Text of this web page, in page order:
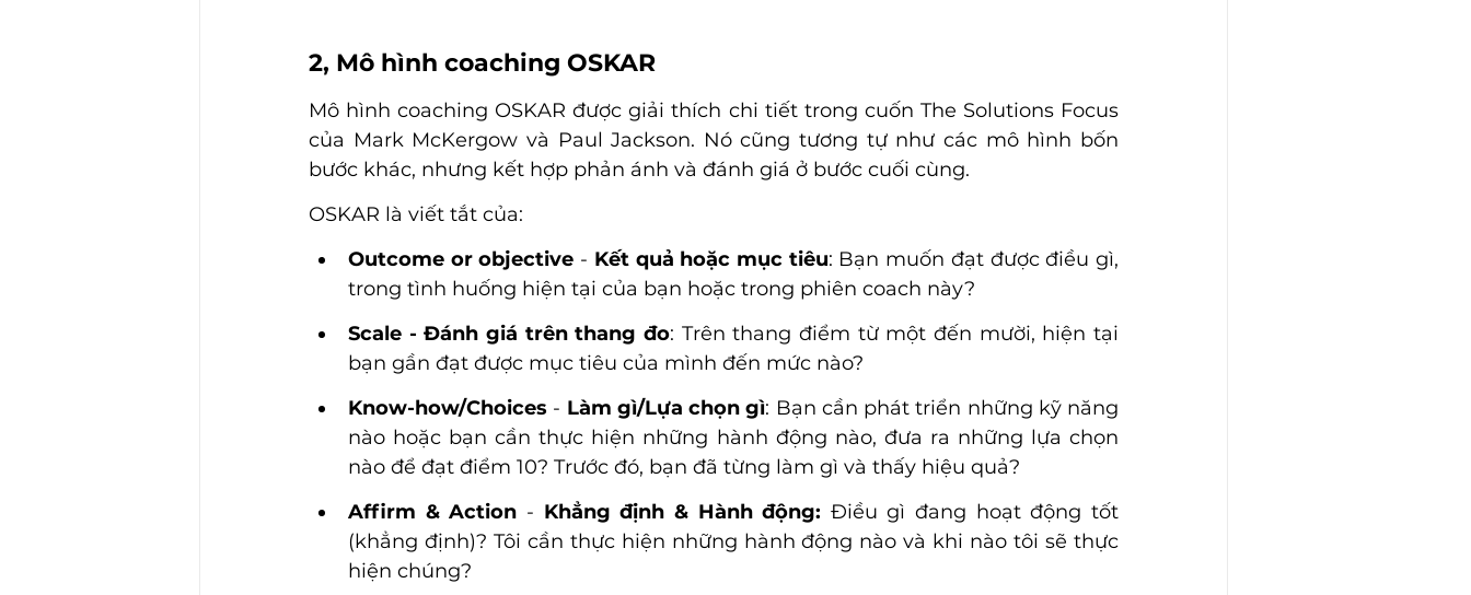
2, Mô hình coaching OSKAR
Mô hình coaching OSKAR được giải thích chi tiết trong cuốn The Solutions Focus
của Mark McKergow và Paul Jackson. Nó cũng tương tự như các mô hình bốn
bước khác, nhưng kết hợp phản ánh và đánh giá ở bước cuối cùng.
OSKAR là viết tắt của:
Outcome or objective - Kết quả hoặc mục tiêu: Bạn muốn đạt được điều gì,
trong tình huống hiện tại của bạn hoặc trong phiên coach này?
Scale - Đánh giá trên thang đo: Trên thang điểm từ một đến mười, hiện tại
bạn gần đạt được mục tiêu của mình đến mức nào?
Know-how/Choices - Làm gì/Lựa chọn gì: Bạn cần phát triển những kỹ năng
nào hoặc bạn cần thực hiện những hành động nào, đưa ra những lựa chọn
nào để đạt điểm 10? Trước đó, bạn đã từng làm gì và thấy hiệu quả?
Affirm & Action - Khẳng định & Hành động: Điều gì đang hoạt động tốt
(khẳng định)? Tôi cần thực hiện những hành động nào và khi nào tôi sẽ thực
hiện chúng?